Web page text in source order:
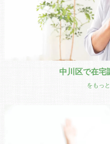
中川区で在宅
をもっ